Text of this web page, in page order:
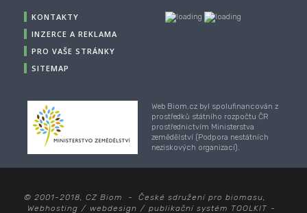
KONTAKTY
INZERCE A REKLAMA
PRO VAŠE STRÁNKY
SITEMAP
Web Biom.cz byl spolufinancován z
prostředků státního rozpočtu ČR
prostřednictvím Ministerstva
zemědělství (Podpora nestátních
neziskových organizací).
© 2001-2018, CZ Biom - České sdružení pro biomasu,
Webhosting / webdesign / publikační systém TOOLKIT -